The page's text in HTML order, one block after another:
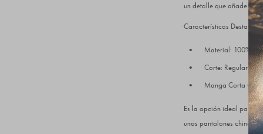
un detalle que añade
Características
Material: 100%
Corte: Regular Fit.
Manga Corta y
Es la opción ideal para
unos pantalones chinos